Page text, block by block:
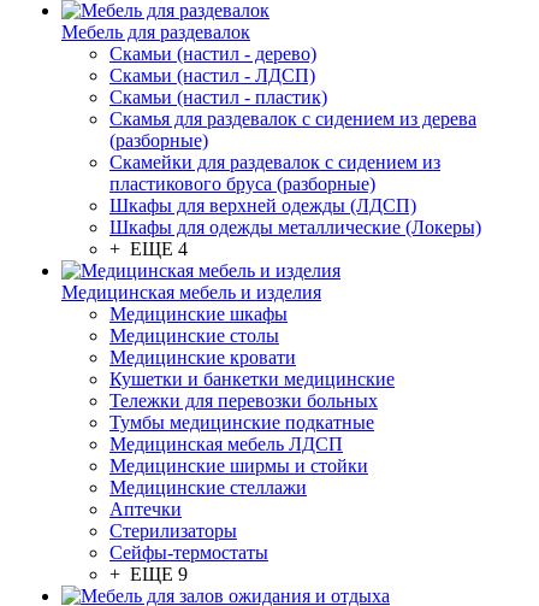
Мебель для раздевалок
Скамьи (настил - дерево)
Скамьи (настил - ЛДСП)
Скамьи (настил - пластик)
Скамья для раздевалок с сидением из дерева
(разборные)
Скамейки для раздевалок с сидением из
пластикового бруса (разборные)
Шкафы для верхней одежды (ЛДСП)
Шкафы для одежды металлические (Локеры)
+ ЕЩЕ 4
Медицинская мебель и изделия
Медицинские шкафы
Медицинские столы
Медицинские кровати
Кушетки и банкетки медицинские
Тележки для перевозки больных
Тумбы медицинские подкатные
Медицинская мебель ЛДСП
Медицинские ширмы и стойки
Медицинские стеллажи
Аптечки
Стерилизаторы
Сейфы-термостаты
+ ЕЩЕ 9